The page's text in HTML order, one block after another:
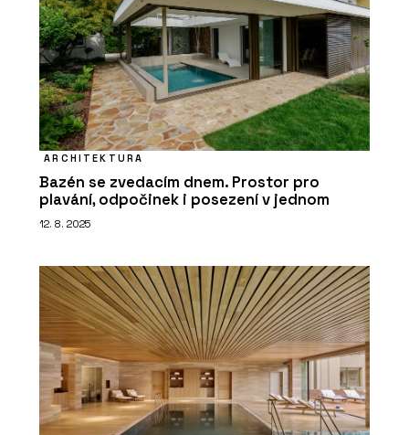
ARCHITEKTURA
Bazén se zvedacím dnem. Prostor pro
plavání, odpočinek i posezení v jednom
12. 8. 2025